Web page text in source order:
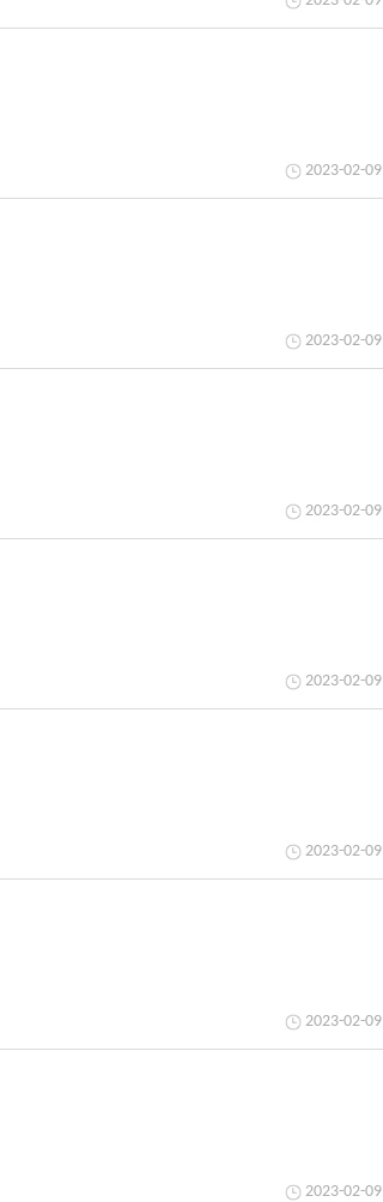
2023-02-09
2023-02-09
2023-02-09
2023-02-09
2023-02-09
2023-02-09
2023-02-09